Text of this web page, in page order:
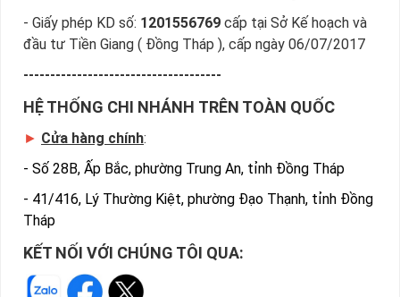
- Giấy phép KD số: 1201556769 cấp tại Sở Kế hoạch và
đầu tư Tiền Giang ( Đồng Tháp ), cấp ngày 06/07/2017
-------------------------------------
HỆ THỐNG CHI NHÁNH TRÊN TOÀN QUỐC
► Cửa hàng chính:
- Số 28B, Ấp Bắc, phường Trung An, tỉnh Đồng Tháp
- 41/416, Lý Thường Kiệt, phường Đạo Thạnh, tỉnh Đồng
Tháp
KẾT NỐI VỚI CHÚNG TÔI QUA: